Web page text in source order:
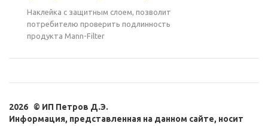
Наклейка с защитным слоем, позволит
потребителю проверить подлинность
продукта Mann-Filter
2026 © ИП Петров Д.Э.
Информация, представленная на данном сайте, носит